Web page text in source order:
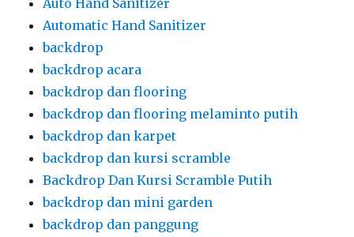
Automatic Hand Sanitizer
backdrop
backdrop acara
backdrop dan flooring
backdrop dan flooring melaminto putih
backdrop dan karpet
backdrop dan kursi scramble
Backdrop Dan Kursi Scramble Putih
backdrop dan mini garden
backdrop dan panggung